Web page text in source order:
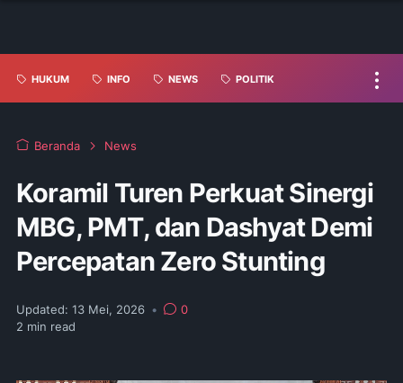
HUKUM INFO NEWS POLITIK
Beranda News
Koramil Turen Perkuat Sinergi
MBG, PMT, dan Dashyat Demi
Percepatan Zero Stunting
Updated: 13 Mei, 2026 •
0
2 min read